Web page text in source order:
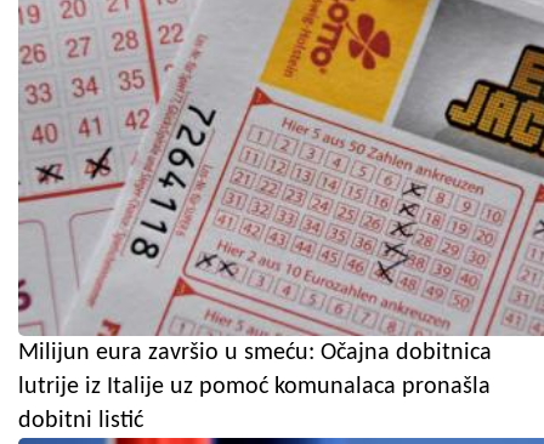
Milijun eura završio u smeću: Očajna dobitnica
lutrije iz Italije uz pomoć komunalaca pronašla
dobitni listić